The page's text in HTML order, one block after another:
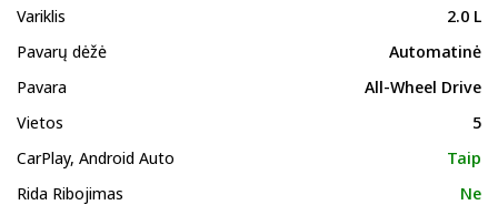
Variklis
2.0 L
Pavarų dėžė
Automatinė
Pavara
All-Wheel Drive
Vietos
5
CarPlay, Android Auto
Taip
Rida Ribojimas
Ne